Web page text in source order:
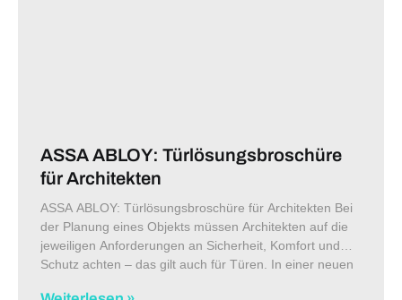
ASSA ABLOY: Türlösungsbroschüre
für Architekten
ASSA ABLOY: Türlösungsbroschüre für Architekten Bei
der Planung eines Objekts müssen Architekten auf die
jeweiligen Anforderungen an Sicherheit, Komfort und
Schutz achten – das gilt auch für Türen. In einer neuen